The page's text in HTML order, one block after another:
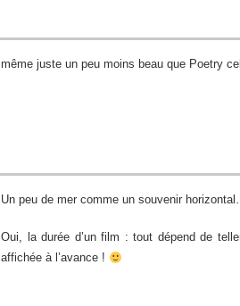
même juste un peu moins beau que Poetry
Un peu de mer comme un souvenir
Oui, la durée d’un film : tout dépend de
affichée à l’avance !